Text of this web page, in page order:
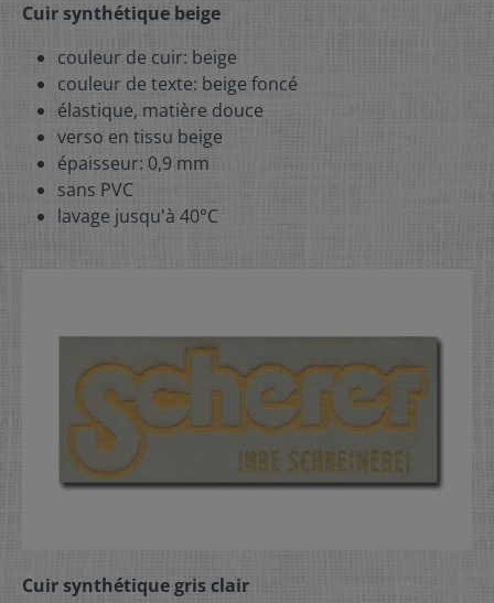
Cuir synthétique beige
couleur de cuir: beige
couleur de texte: beige foncé
élastique, matière douce
verso en tissu beige
épaisseur: 0,9 mm
sans PVC
lavage jusqu'à 40°C
Cuir synthétique gris clair